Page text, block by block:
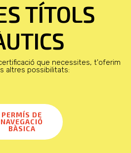
TÍTOLS
que necessites, t'oferim
altres possibilitats:
PERMÍS DE
NAVEGACIÓ
BÀSICA